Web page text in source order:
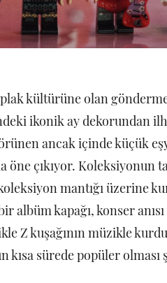
plak kültürüne olan
ikonik ay dekorundan
ancak içinde küçük
öne çıkıyor. Koleksiyonun
mantığı üzerine
albüm kapağı, konser
Z kuşağının müzikle
sürede popüler olması